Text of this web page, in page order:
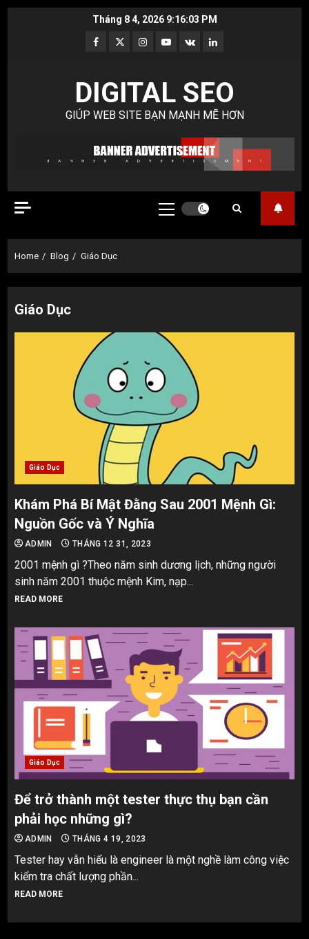
Tháng 8 4, 2026 9:16:04 PM
Facebook
TwitterInstagram
Youtube
VK LinkedIn
DIGITAL SEO
GIÚP WEB SITE BẠN MẠNH MẼ HƠN
Primary
Home Blog Giáo Dục
Giáo Dục
Giáo Dục
Khám Phá Bí Mật Đằng Sau 2001 Mệnh Gì:
Nguồn Gốc và Ý Nghĩa
ADMIN THÁNG 12 31, 2023
2001 mệnh gì ?Theo năm sinh dương lịch, những người
sinh năm 2001 thuộc mệnh Kim, nạp...
READ MORE
Giáo Dục
Để trở thành một tester thực thụ bạn cần
phải học những gì?
ADMIN THÁNG 4 19, 2023
Tester hay vẫn hiểu là engineer là một nghề làm công việc
kiểm tra chất lượng phần...
READ MORE